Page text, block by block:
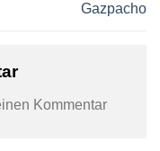
Gazpacho
Kommentar